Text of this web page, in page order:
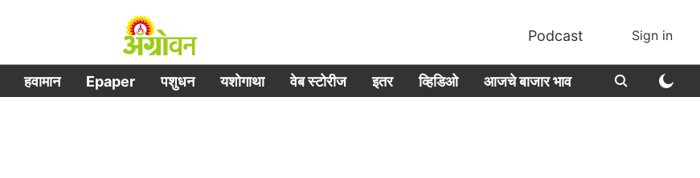
Podcast Sign in
हवामान Epaper पशुधन यशोगाथा वेब स्टोरीज इतर व्हिडिओ आजचे बाजार भाव